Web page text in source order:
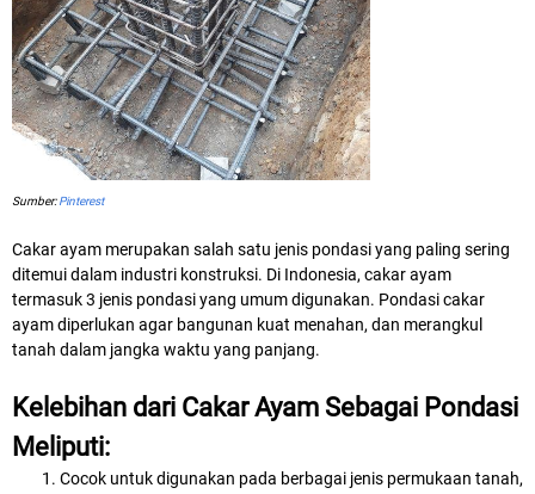
Sumber:Pinterest
Cakar ayam merupakan salah satu jenis pondasi yang paling sering
ditemui dalam industri konstruksi. Di Indonesia, cakar ayam
termasuk 3 jenis pondasi yang umum digunakan. Pondasi cakar
ayam diperlukan agar bangunan kuat menahan, dan merangkul
tanah dalam jangka waktu yang panjang.
Kelebihan dari Cakar Ayam Sebagai Pondasi
Meliputi:
Cocok untuk digunakan pada berbagai jenis permukaan tanah,